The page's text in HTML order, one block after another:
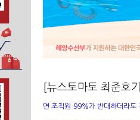
[뉴스토마토 최준호
면 조직원 99%가 반대하더라도